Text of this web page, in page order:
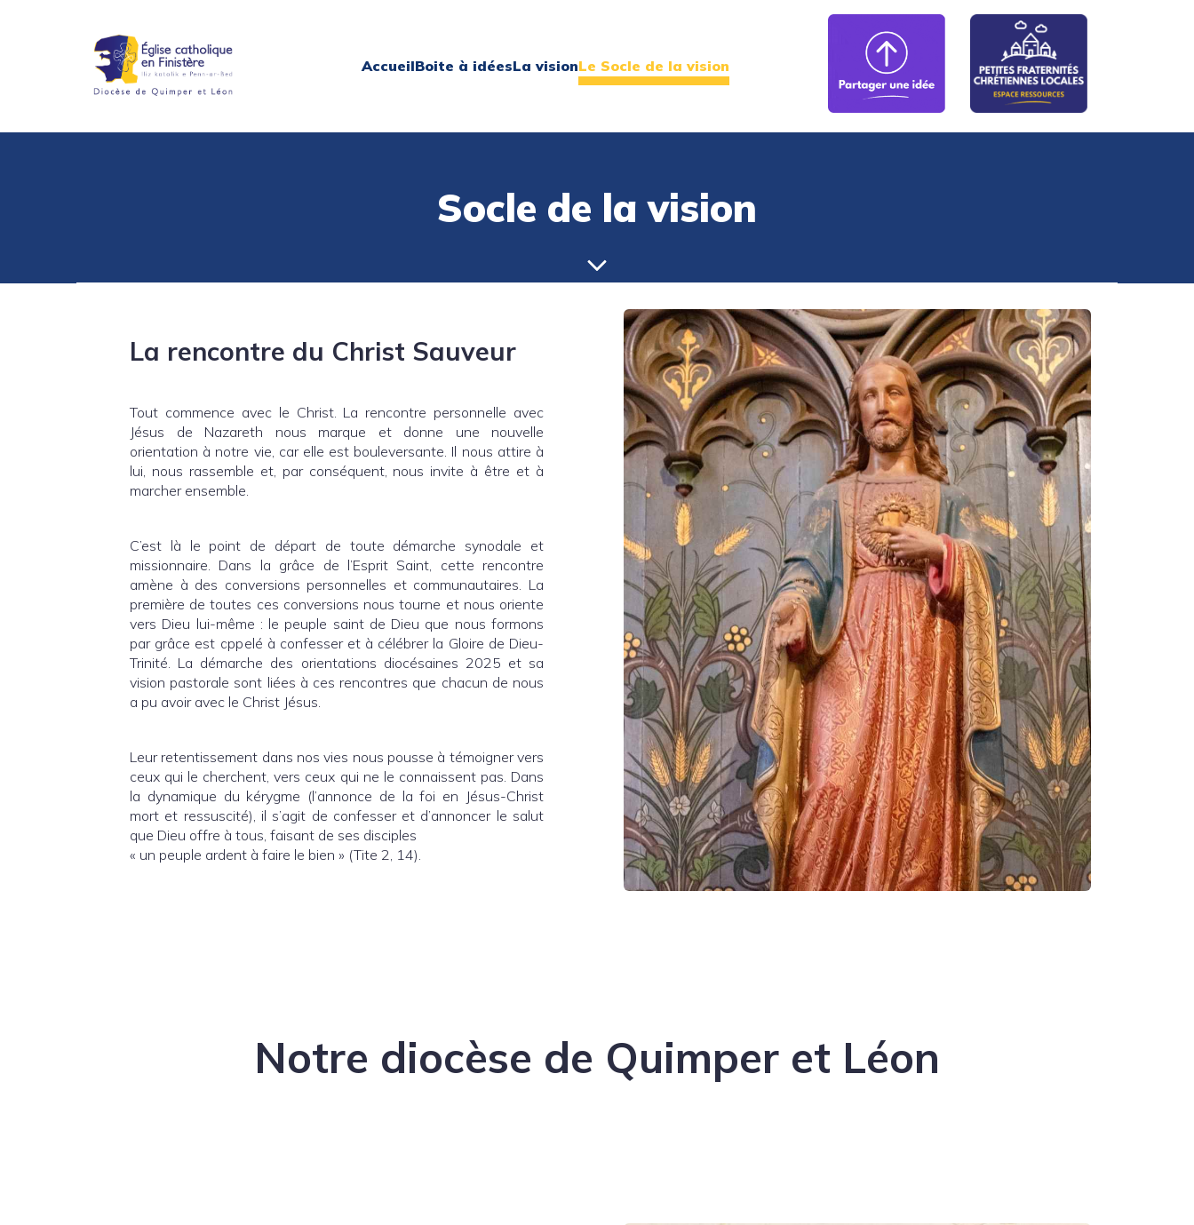
AccueilBoite à idéesLa visionLe Socle de la vision
Socle de la vision
La rencontre du Christ Sauveur
Tout commence avec le Christ. La rencontre personnelle avec
Jésus de Nazareth nous marque et donne une nouvelle
orientation à notre vie, car elle est bouleversante. Il nous attire à
lui, nous rassemble et, par conséquent, nous invite à être et à
marcher ensemble.
C’est là le point de départ de toute démarche synodale et
missionnaire. Dans la grâce de l’Esprit Saint, cette rencontre
amène à des conversions personnelles et communautaires. La
première de toutes ces conversions nous tourne et nous oriente
vers Dieu lui-même : le peuple saint de Dieu que nous formons
par grâce est appelé à confesser et à célébrer la Gloire de Dieu-
Trinité. La démarche des orientations diocésaines 2025 et sa
vision pastorale sont liées à ces rencontres que chacun de nous
a pu avoir avec le Christ Jésus.
Leur retentissement dans nos vies nous pousse à témoigner vers
ceux qui le cherchent, vers ceux qui ne le connaissent pas. Dans
la dynamique du kérygme (l’annonce de la foi en Jésus-Christ
mort et ressuscité), il s’agit de confesser et d’annoncer le salut
que Dieu offre à tous, faisant de ses disciples
« un peuple ardent à faire le bien » (Tite 2, 14).
Notre diocèse de Quimper et Léon